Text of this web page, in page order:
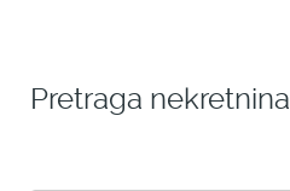
Pretraga nekretnina